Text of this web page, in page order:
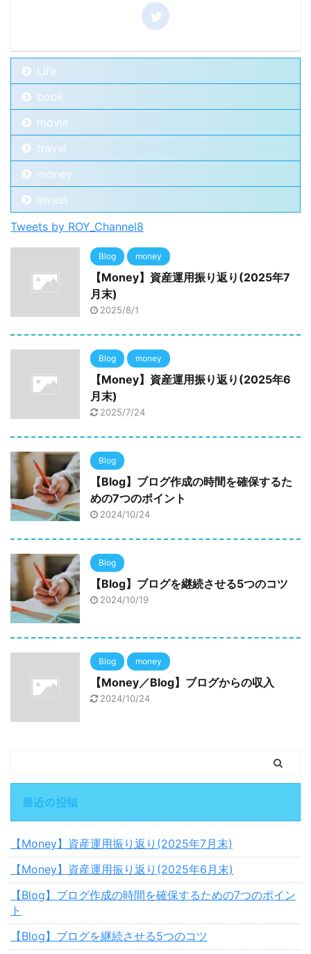
Life
book
movie
travel
money
Invest
Tweets by ROY_Channel8
Blog money
【Money】資産運用振り返り(2025年7
月末)
2025/8/1
Blog money
【Money】資産運用振り返り(2025年6
月末)
2025/7/24
Blog
【Blog】ブログ作成の時間を確保するた
めの7つのポイント
2024/10/24
Blog
【Blog】ブログを継続させる5つのコツ
2024/10/19
Blog money
【Money／Blog】ブログからの収入
2024/10/24
最近の投稿
【Money】資産運用振り返り(2025年7月末)
【Money】資産運用振り返り(2025年6月末)
【Blog】ブログ作成の時間を確保するための7つのポイン
ト
【Blog】ブログを継続させる5つのコツ